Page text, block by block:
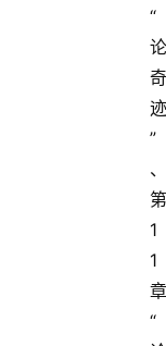
“
论
奇
迹
”
、
第
1
1
章
“